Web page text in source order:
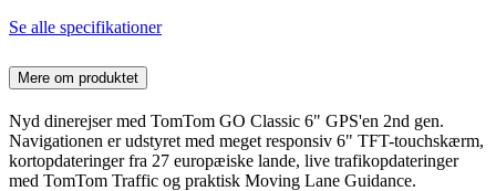
Se alle specifikationer
Mere om produktet
Nyd dinerejser med TomTom GO Classic 6" GPS'en 2nd gen.
Navigationen er udstyret med meget responsiv 6" TFT-touchskærm,
kortopdateringer fra 27 europæiske lande, live trafikopdateringer
med TomTom Traffic og praktisk Moving Lane Guidance.